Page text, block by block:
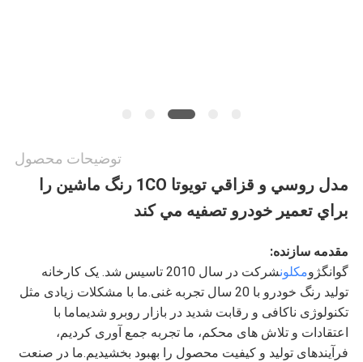
خصوصی
توضیحات محصول
مدل روسي و قزاقي تويوتا 1CO رنگ ماشين را
براي تعمير خودرو تصفيه مي کند
مقدمه سازنده:
گوانگژومکلون
شرکت در سال 2010 تاسیس شد. یک کارخانه
تولید رنگ خودرو با 20 سال تجربه غنی.ما با مشکلات زیادی مثل
تکنولوژی ناکافی و رقابت شدید در بازار روبرو شدیماما با
اعتقادات و تلاش های محکم، ما تجربه جمع آوری کردیم،
فرآیندهای تولید و کیفیت محصول را بهبود بخشیدیم.ما در صنعت